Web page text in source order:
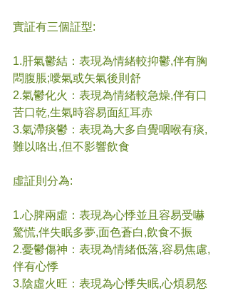
實証有三個証型:
1.肝氣鬱結：表現為情緒較抑鬱,伴有胸
悶腹脹;噯氣或矢氣後則舒
2.氣鬱化火：表現為情緒較急燥,伴有口
苦口乾,生氣時容易面紅耳赤
3.氣滯痰鬱：表現為大多自覺咽喉有痰,
難以咯出,但不影響飲食
虛証則分為:
1.心脾兩虛：表現為心悸並且容易受嚇
驚慌,伴失眠多夢,面色蒼白,飲食不振
2.憂鬱傷神：表現為情緒低落,容易焦慮,
伴有心悸
3.陰虛火旺：表現為心悸失眠,心煩易怒